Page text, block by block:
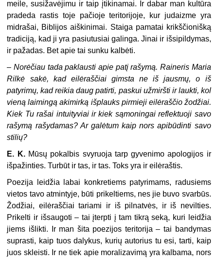
meile, susižavėjimu ir taip įtikinamai. Ir dabar man kultūra
pradeda rastis toje pačioje teritorijoje, kur judaizme yra
midrašai, Biblijos aiškinimai. Staiga pamatai krikščionišką
tradiciją, kad ji yra pasiutusiai galinga. Jinai ir išsipildymas,
ir pažadas. Bet apie tai sunku kalbėti.
–Norėčiau tada paklausti apie patį rašymą. Raineris Maria
Rilkė sakė, kad eilėraščiai gimsta ne iš jausmų, o iš
patyrimų, kad reikia daug patirti, paskui užmiršti ir laukti, kol
vieną laimingą akimirką išplauks pirmieji eilėraščio žodžiai.
Kiek Tu rašai intuityviai ir kiek sąmoningai reflektuoji savo
rašymą rašydamas? Ar galėtum kaip nors apibūdinti savo
stilių?
E. K. Mūsų pokalbis svyruoja tarp gyvenimo apologijos ir
išpažinties. Turbūt ir tas, ir tas. Toks yra ir eilėraštis.
Poezija leidžia labai konkretiems patyrimams, radusiems
vietos tavo atmintyje, būti prikeltiems, nes jie buvo svarbūs.
Žodžiai, eilėraščiai tariami ir iš pilnatvės, ir iš nevilties.
Prikelti ir išsaugoti – tai įterpti į tam tikrą seką, kuri leidžia
jiems išlikti. Ir man šita poezijos teritorija – tai bandymas
suprasti, kaip tuos dalykus, kurių autorius tu esi, tarti, kaip
juos skleisti. Ir ne tiek apie moralizavimą yra kalbama, nors